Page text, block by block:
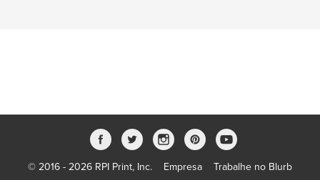
© 2016 - 2026 RPI Print, Inc. Empresa Trabalhe no Blurb